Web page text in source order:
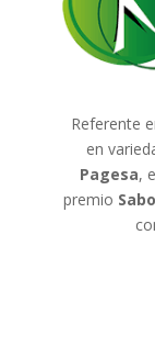
Referente
en
Pagesa,
premio